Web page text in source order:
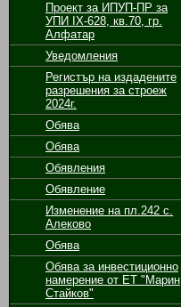
Проект за ИПУП-ПР за
УПИ ІХ-628, кв.70, гр.
Алфатар
Уведомления
Регистър на издадените
разрешения за строеж
2024г.
Обява
Обява
Обявления
Обявление
Изменение на пл.242 с.
Алеково
Обява
Обява за инвестиционно
намерение от ЕТ "Марин
Стайков"